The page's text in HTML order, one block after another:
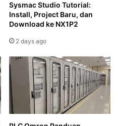
Sysmac Studio Tutorial:
Install, Project Baru, dan
Download ke NX1P2
2 days ago